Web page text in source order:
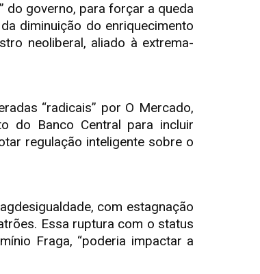
do governo, para forçar a queda
diminuição do enriquecimento
neoliberal, aliado à extrema-
“radicais” por O Mercado,
do Banco Central para incluir
regulação inteligente sobre o
com estagnação
Essa ruptura com o status
Fraga, “poderia impactar a